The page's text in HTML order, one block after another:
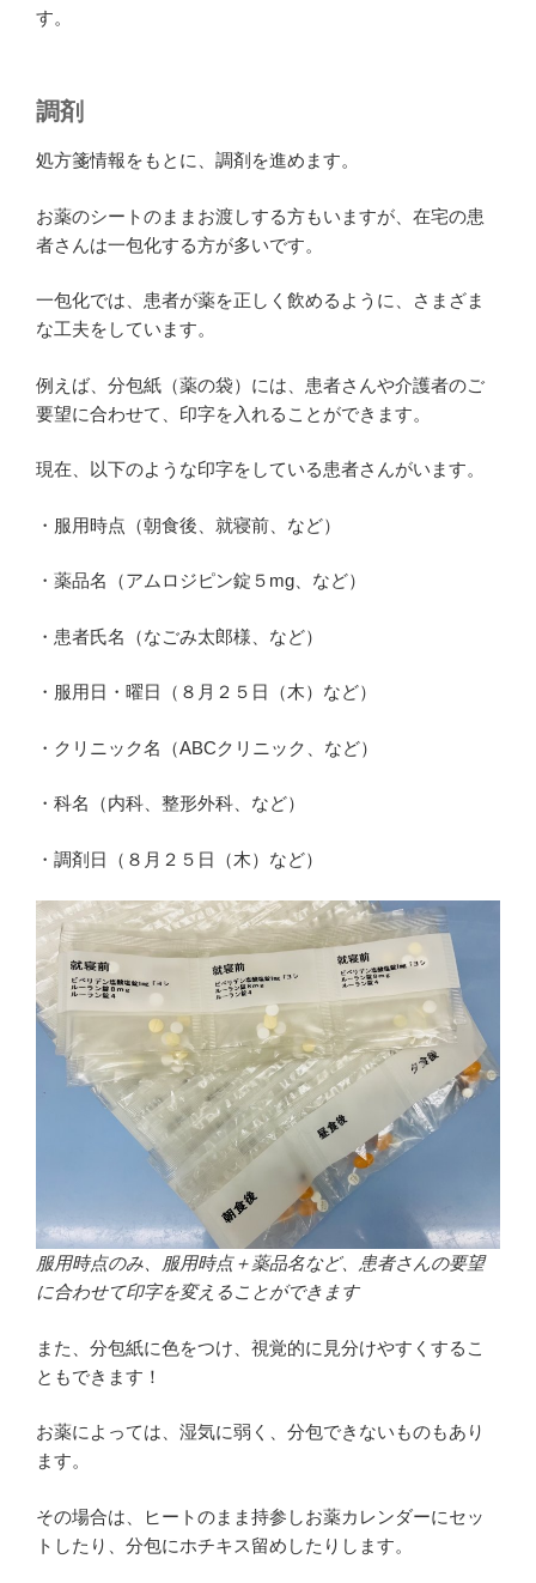
す。
調剤
処方箋情報をもとに、調剤を進めます。
お薬のシートのままお渡しする方もいますが、在宅の患
者さんは一包化する方が多いです。
一包化では、患者が薬を正しく飲めるように、さまざま
な工夫をしています。
例えば、分包紙（薬の袋）には、患者さんや介護者のご
要望に合わせて、印字を入れることができます。
現在、以下のような印字をしている患者さんがいます。
・服用時点（朝食後、就寝前、など）
・薬品名（アムロジピン錠５mg、など）
・患者氏名（なごみ太郎様、など）
・服用日・曜日（８月２５日（木）など）
・クリニック名（ABCクリニック、など）
・科名（内科、整形外科、など）
・調剤日（８月２５日（木）など）
服用時点のみ、服用時点＋薬品名など、患者さんの要望
に合わせて印字を変えることができます
また、分包紙に色をつけ、視覚的に見分けやすくするこ
ともできます！
お薬によっては、湿気に弱く、分包できないものもあり
ます。
その場合は、ヒートのまま持参しお薬カレンダーにセッ
トしたり、分包にホチキス留めしたりします。